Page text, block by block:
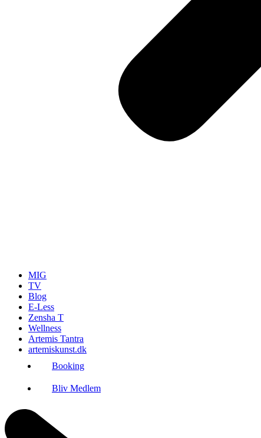
MIG
TV
Blog
E-Less
Zensha T
Wellness
Artemis Tantra
artemiskunst.dk
Booking
Bliv Medlem